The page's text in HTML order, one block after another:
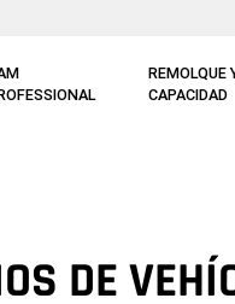
REMOLQUE
CAPACIDAD
DE